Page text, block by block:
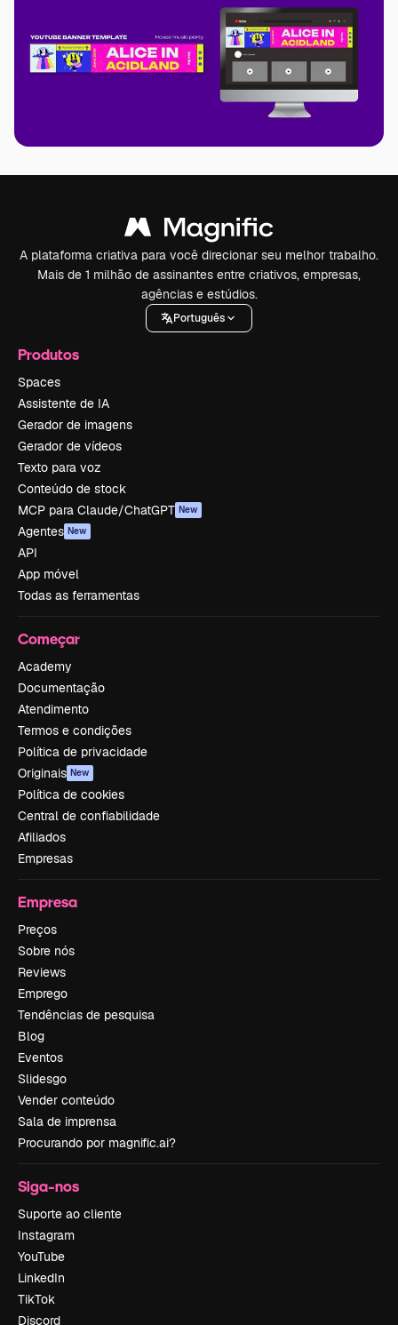
A plataforma criativa para você direcionar seu melhor trabalho.
Mais de 1 milhão de assinantes entre criativos, empresas,
agências e estúdios.
Português
Produtos
Spaces
Assistente de IA
Gerador de imagens
Gerador de vídeos
Texto para voz
Conteúdo de stock
MCP para Claude/ChatGPT New
Agentes New
API
App móvel
Todas as ferramentas
Começar
Academy
Documentação
Atendimento
Termos e condições
Política de privacidade
Originais New
Política de cookies
Central de confiabilidade
Afiliados
Empresas
Empresa
Preços
Sobre nós
Reviews
Emprego
Tendências de pesquisa
Blog
Eventos
Slidesgo
Vender conteúdo
Sala de imprensa
Procurando por magnific.ai?
Siga-nos
Suporte ao cliente
Instagram
YouTube
LinkedIn
TikTok
Discord